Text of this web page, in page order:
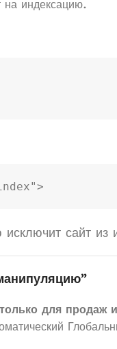
на индексацию.
сайт из
только для продаж